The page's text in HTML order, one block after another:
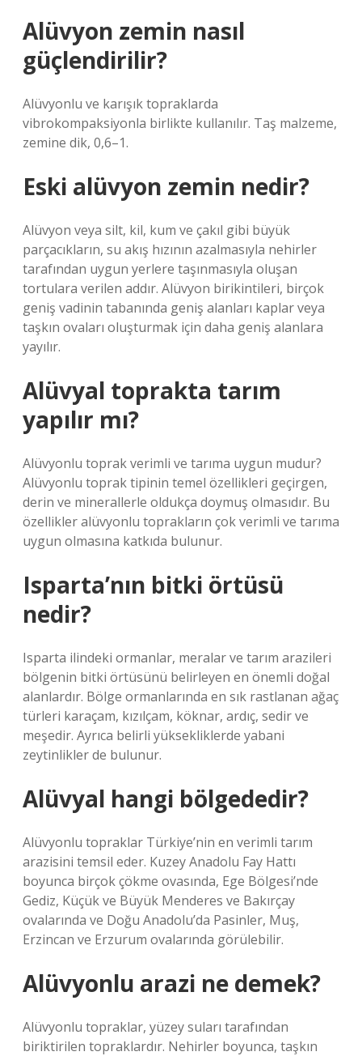
Alüvyon zemin nasıl
güçlendirilir?
Alüvyonlu ve karışık topraklarda
vibrokompaksiyonla birlikte kullanılır. Taş malzeme,
zemine dik, 0,6–1.
Eski alüvyon zemin nedir?
Alüvyon veya silt, kil, kum ve çakıl gibi büyük
parçacıkların, su akış hızının azalmasıyla nehirler
tarafından uygun yerlere taşınmasıyla oluşan
tortulara verilen addır. Alüvyon birikintileri, birçok
geniş vadinin tabanında geniş alanları kaplar veya
taşkın ovaları oluşturmak için daha geniş alanlara
yayılır.
Alüvyal toprakta tarım
yapılır mı?
Alüvyonlu toprak verimli ve tarıma uygun mudur?
Alüvyonlu toprak tipinin temel özellikleri geçirgen,
derin ve minerallerle oldukça doymuş olmasıdır. Bu
özellikler alüvyonlu toprakların çok verimli ve tarıma
uygun olmasına katkıda bulunur.
Isparta’nın bitki örtüsü
nedir?
Isparta ilindeki ormanlar, meralar ve tarım arazileri
bölgenin bitki örtüsünü belirleyen en önemli doğal
alanlardır. Bölge ormanlarında en sık rastlanan ağaç
türleri karaçam, kızılçam, köknar, ardıç, sedir ve
meşedir. Ayrıca belirli yüksekliklerde yabani
zeytinlikler de bulunur.
Alüvyal hangi bölgededir?
Alüvyonlu topraklar Türkiye’nin en verimli tarım
arazisini temsil eder. Kuzey Anadolu Fay Hattı
boyunca birçok çökme ovasında, Ege Bölgesi’nde
Gediz, Küçük ve Büyük Menderes ve Bakırçay
ovalarında ve Doğu Anadolu’da Pasinler, Muş,
Erzincan ve Erzurum ovalarında görülebilir.
Alüvyonlu arazi ne demek?
Alüvyonlu topraklar, yüzey suları tarafından
biriktirilen topraklardır. Nehirler boyunca, taşkın